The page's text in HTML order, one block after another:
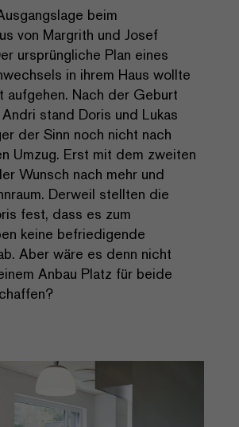
beim
von Margrith und Josef
ursprüngliche Plan eines
in ihrem Haus wollte
aufgehen. Nach der Geburt
stand Doris und Lukas
der Sinn noch nicht nach
Umzug. Erst mit dem zweiten
Wunsch nach mehr und
Derweil stellten die
fest, dass es zum
keine befriedigende
Aber wäre es denn nicht
Anbau Platz für beide